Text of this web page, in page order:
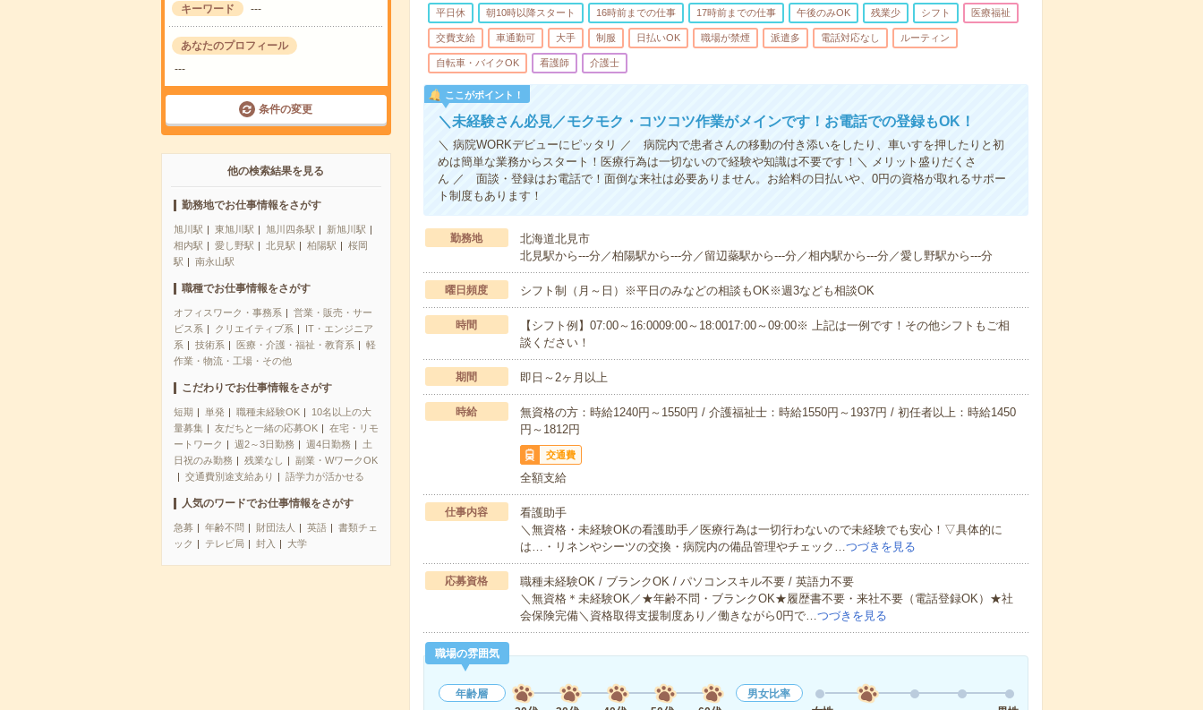
キーワード ---
あなたのプロフィール
---
条件の変更
他の検索結果を見る
勤務地でお仕事情報をさがす
旭川駅 東旭川駅 旭川四条駅
新旭川駅
相内駅
愛し野駅 北見駅 柏陽駅
桜岡
駅
南永山駅
職種でお仕事情報をさがす
オフィスワーク・事務系
営業・販売・サー
ビス系
クリエイティブ系
IT・エンジニア
系
技術系 医療・介護・福祉・教育系
軽
作業・物流・工場・その他
こだわりでお仕事情報をさがす
短期 単発 職種未経験OK
10名以上の大
量募集
友だちと一緒の応募OK
在宅・リモ
ートワーク
週2～3日勤務 週4日勤務
土
日祝のみ勤務
残業なし
副業・WワークOK
交通費別途支給あり
語学力が活かせる
人気のワードでお仕事情報をさがす
急募 年齢不問 財団法人 英語
書類チェ
ック
テレビ局 封入 大学
平日休 朝10時以降スタート 16時前までの仕事 17時前までの仕事 午後のみOK 残業少 シフト 医療福祉
交費支給 車通勤可 大手 制服 日払いOK 職場が禁煙 派遣多 電話対応なし ルーティン
自転車・バイクOK 看護師 介護士
ここがポイント！
＼未経験さん必見／モクモク・コツコツ作業がメインです！お電話での登録もOK！
＼ 病院WORKデビューにピッタリ ／ 病院内で患者さんの移動の付き添いをしたり、車いすを押したりと初
めは簡単な業務からスタート！医療行為は一切ないので経験や知識は不要です！＼ メリット盛りだくさ
ん ／ 面談・登録はお電話で！面倒な来社は必要ありません。お給料の日払いや、0円の資格が取れるサポー
ト制度もあります！
勤務地
北海道北見市
北見駅から---分／柏陽駅から---分／留辺蘂駅から---分／相内駅から---分／愛し野駅から---分
曜日頻度 シフト制（月～日）※平日のみなどの相談もOK※週3なども相談OK
時間
【シフト例】07:00～16:0009:00～18:0017:00～09:00※ 上記は一例です！その他シフトもご相
談ください！
期間 即日～2ヶ月以上
時給
無資格の方：時給1240円～1550円 / 介護福祉士：時給1550円～1937円 / 初任者以上：時給1450
円～1812円
交通費
全額支給
仕事内容
看護助手
＼無資格・未経験OKの看護助手／医療行為は一切行わないので未経験でも安心！▽具体的に
は…・リネンやシーツの交換・病院内の備品管理やチェック…つづきを見る
応募資格
職種未経験OK / ブランクOK / パソコンスキル不要 / 英語力不要
＼無資格＊未経験OK／★年齢不問・ブランクOK★履歴書不要・来社不要（電話登録OK）★社
会保険完備＼資格取得支援制度あり／働きながら0円で…つづきを見る
職場の雰囲気
年齢層
男女比率